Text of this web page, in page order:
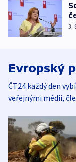
3.
Evropský
ČT24 každý den
veřejnými médii,